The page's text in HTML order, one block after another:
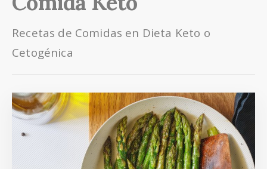
Recetas de Comidas en Dieta Keto o
Cetogénica